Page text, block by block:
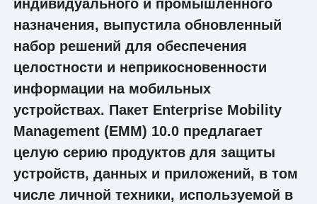
индивидуального и промышленного
назначения, выпустила обновленный
набор решений для обеспечения
целостности и неприкосновенности
информации на мобильных
устройствах. Пакет Enterprise Mobility
Management (EMM) 10.0 предлагает
целую серию продуктов для защиты
устройств, данных и приложений, в том
числе личной техники, используемой в